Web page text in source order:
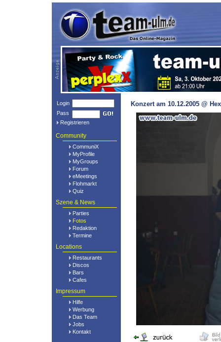
Login
Pass
Registrieren
Community
CommuniX
MyProfile
MyGroups
Forum
eMeetings
Flohmarkt
Quiz
Szene & News
Parties
Fotos
Redaktion
Termine
Locations
Restaurants
Discos
Bars
Cafes
Impressum
Hilfe
Werbung
Das Team
Jobs
Kontakt
Konzert am 10.12.2005 @